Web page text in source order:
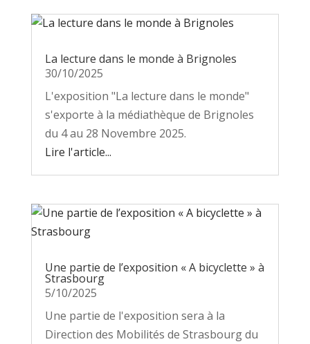
La lecture dans le monde à Brignoles
30/10/2025
L'exposition "La lecture dans le monde"
s'exporte à la médiathèque de Brignoles
du 4 au 28 Novembre 2025.
Lire l'article...
Une partie de l’exposition « A bicyclette » à
Strasbourg
5/10/2025
Une partie de l'exposition sera à la
Direction des Mobilités de Strasbourg du